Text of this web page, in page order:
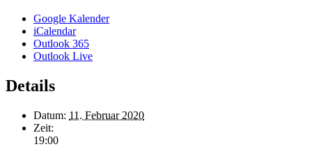
Google Kalender
iCalendar
Outlook 365
Outlook Live
Details
Datum: 11. Februar 2020
Zeit:
19:00